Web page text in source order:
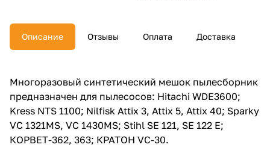
Описание Отзывы Оплата Доставка
Многоразовый синтетический мешок пылесборник
предназначен для пылесосов: Hitachi WDE3600;
Kress NTS 1100; Nilfisk Attix 3, Attix 5, Attix 40; Sparky
VC 1321MS, VC 1430MS; Stihl SE 121, SE 122 E;
КОРВЕТ-362, 363; КРАТОН VC-30.
Подробнее
25
Остались вопросы?
8 800 302-02-51